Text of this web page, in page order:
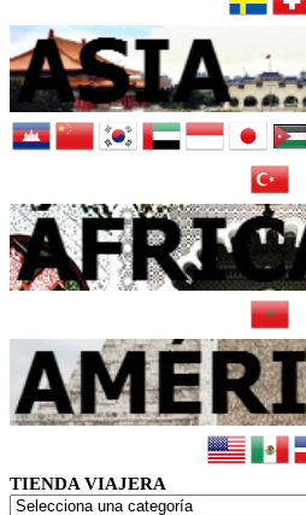
TIENDA VIAJERA